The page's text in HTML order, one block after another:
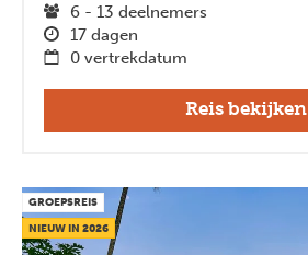
6 - 13 deelnemers
17 dagen
0 vertrekdatum
Reis bekijken
GROEPSREIS
NIEUW IN 2026